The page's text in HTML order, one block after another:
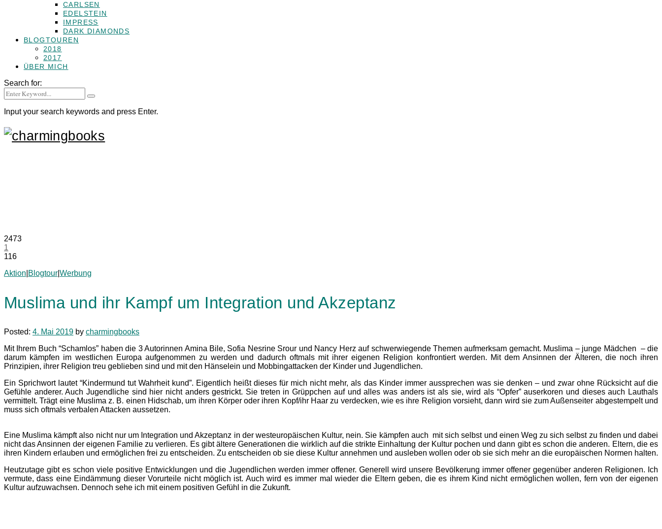
CARLSEN
EDELSTEIN
IMPRESS
DARK DIAMONDS
BLOGTOUREN
2018
2017
ÜBER MICH
Search for:
Input your search keywords and press Enter.
2473
1
116
Aktion Blogtour Werbung
Muslima und ihr Kampf um Integration und Akzeptanz
Posted: 4. Mai 2019 by charmingbooks
Mit Ihrem Buch “Schamlos” haben die 3 Autorinnen Amina Bile, Sofia Nesrine Srour und Nancy Herz auf schwerwiegende Themen aufmerksam gemacht. Muslima – junge Mädchen – die
darum kämpfen im westlichen Europa aufgenommen zu werden und dadurch oftmals mit ihrer eigenen Religion konfrontiert werden. Mit dem Ansinnen der Älteren, die noch ihren
Prinzipien, ihrer Religion treu geblieben sind und mit den Hänselein und Mobbingattacken der Kinder und Jugendlichen.
Ein Sprichwort lautet “Kindermund tut Wahrheit kund”. Eigentlich heißt dieses für mich nicht mehr, als das Kinder immer aussprechen was sie denken – und zwar ohne Rücksicht auf die
Gefühle anderer. Auch Jugendliche sind hier nicht anders gestrickt. Sie treten in Grüppchen auf und alles was anders ist als sie, wird als “Opfer” auserkoren und dieses auch Lauthals
vermittelt. Trägt eine Muslima z. B. einen Hidschab, um ihren Körper oder ihren Kopf/ihr Haar zu verdecken, wie es ihre Religion vorsieht, dann wird sie zum Außenseiter abgestempelt und
muss sich oftmals verbalen Attacken aussetzen.
Eine Muslima kämpft also nicht nur um Integration und Akzeptanz in der westeuropäischen Kultur, nein. Sie kämpfen auch mit sich selbst und einen Weg zu sich selbst zu finden und dabei
nicht das Ansinnen der eigenen Familie zu verlieren. Es gibt ältere Generationen die wirklich auf die strikte Einhaltung der Kultur pochen und dann gibt es schon die anderen. Eltern, die es
ihren Kindern erlauben und ermöglichen frei zu entscheiden. Zu entscheiden ob sie diese Kultur annehmen und ausleben wollen oder ob sie sich mehr an die europäischen Normen halten.
Heutzutage gibt es schon viele positive Entwicklungen und die Jugendlichen werden immer offener. Generell wird unsere Bevölkerung immer offener gegenüber anderen Religionen. Ich
vermute, dass eine Eindämmung dieser Vorurteile nicht möglich ist. Auch wird es immer mal wieder die Eltern geben, die es ihrem Kind nicht ermöglichen wollen, fern von der eigenen
Kultur aufzuwachsen. Dennoch sehe ich mit einem positiven Gefühl in die Zukunft.